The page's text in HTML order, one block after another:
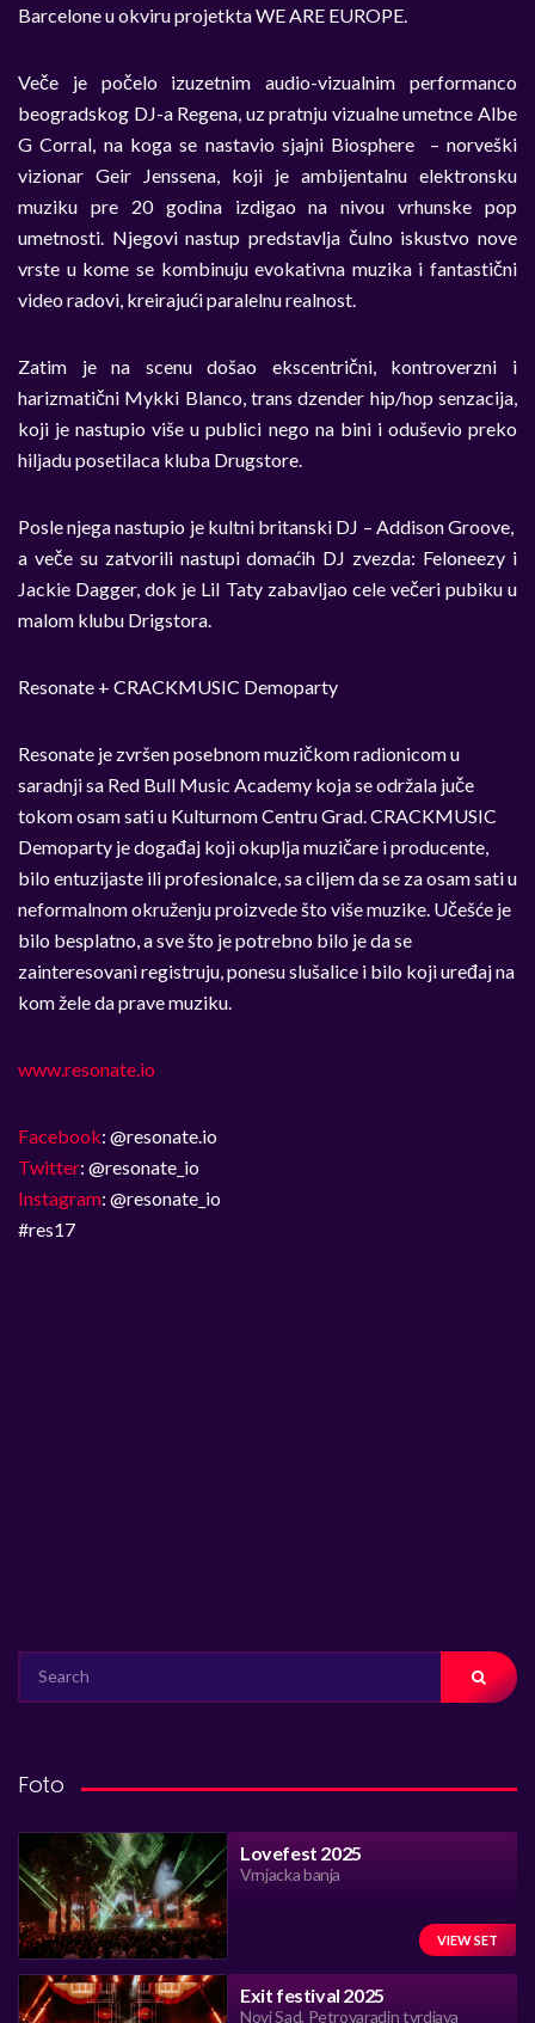
Barcelone u okviru projetkta WE ARE EUROPE.
Veče je počelo izuzetnim audio-vizualnim performanco
beogradskog DJ-a Regena, uz pratnju vizualne umetnce Albe
G Corral, na koga se nastavio sjajni Biosphere – norveški
vizionar Geir Jenssena, koji je ambijentalnu elektronsku
muziku pre 20 godina izdigao na nivou vrhunske pop
umetnosti. Njegovi nastup predstavlja čulno iskustvo nove
vrste u kome se kombinuju evokativna muzika i fantastični
video radovi, kreirajući paralelnu realnost.
Zatim je na scenu došao ekscentrični, kontroverzni i
harizmatični Mykki Blanco, trans dzender hip/hop senzacija,
koji je nastupio više u publici nego na bini i oduševio preko
hiljadu posetilaca kluba Drugstore.
Posle njega nastupio je kultni britanski DJ – Addison Groove,
a veče su zatvorili nastupi domaćih DJ zvezda: Feloneezy i
Jackie Dagger, dok je Lil Taty zabavljao cele večeri pubiku u
malom klubu Drigstora.
Resonate + CRACKMUSIC Demoparty
Resonate je zvršen posebnom muzičkom radionicom u
saradnji sa Red Bull Music Academy koja se održala juče
tokom osam sati u Kulturnom Centru Grad. CRACKMUSIC
Demoparty je događaj koji okuplja muzičare i producente,
bilo entuzijaste ili profesionalce, sa ciljem da se za osam sati u
neformalnom okruženju proizvede što više muzike. Učešće je
bilo besplatno, a sve što je potrebno bilo je da se
zainteresovani registruju, ponesu slušalice i bilo koji uređaj na
kom žele da prave muziku.
www.resonate.io
Facebook: @resonate.io
Twitter: @resonate_io ‬
Instagram: @resonate_io
#res17
FOR:
Foto
Lovefest 2025
Vrnjacka banja
VIEW SET
Exit festival 2025
Novi Sad, Petrovaradin tvrdjava